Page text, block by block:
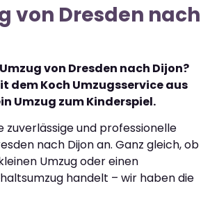
von Dresden nach
von Dresden nach Dijon?
dem Koch Umzugsservice aus
Umzug zum Kinderspiel.
zuverlässige und professionelle
nach Dijon an. Ganz gleich, ob
Umzug oder einen
handelt – wir haben die